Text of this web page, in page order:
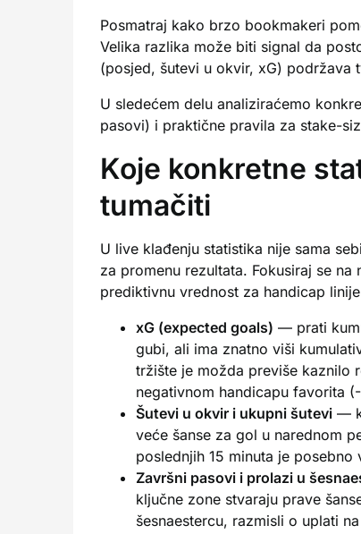
Posmatraj kako brzo bookmakeri
Velika razlika može biti signal da
(posjed, šutevi u okvir, xG) podržava
U sledećem delu analiziraćemo
pasovi) i praktične pravila za stake-
Koje konkretne
tumačiti
U live klađenju statistika nije sama
za promenu rezultata. Fokusiraj se
prediktivnu vrednost za handicap
xG (expected goals) — prati
gubi, ali ima znatno viši
tržište je možda previše kaznilo
negativnom handicapu favorita
Šutevi u okvir i ukupni šutevi —
veće šanse za gol u narednom
poslednjih 15 minuta je posebno
Završni pasovi i prolazi u
ključne zone stvaraju prave
šesnaestercu, razmisli o uplati